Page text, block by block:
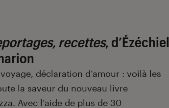
recettes, d’Ézéchiel
déclaration d’amour : voilà les
la saveur du nouveau livre
Avec l’aide de plus de 30